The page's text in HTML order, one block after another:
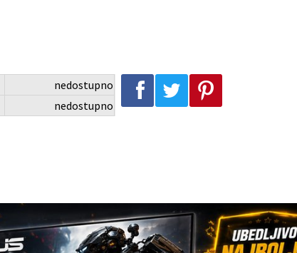
nedostupno
nedostupno
Podeli na Facebook-u Podeli na Twitter-u Podeli na Pinterest-u